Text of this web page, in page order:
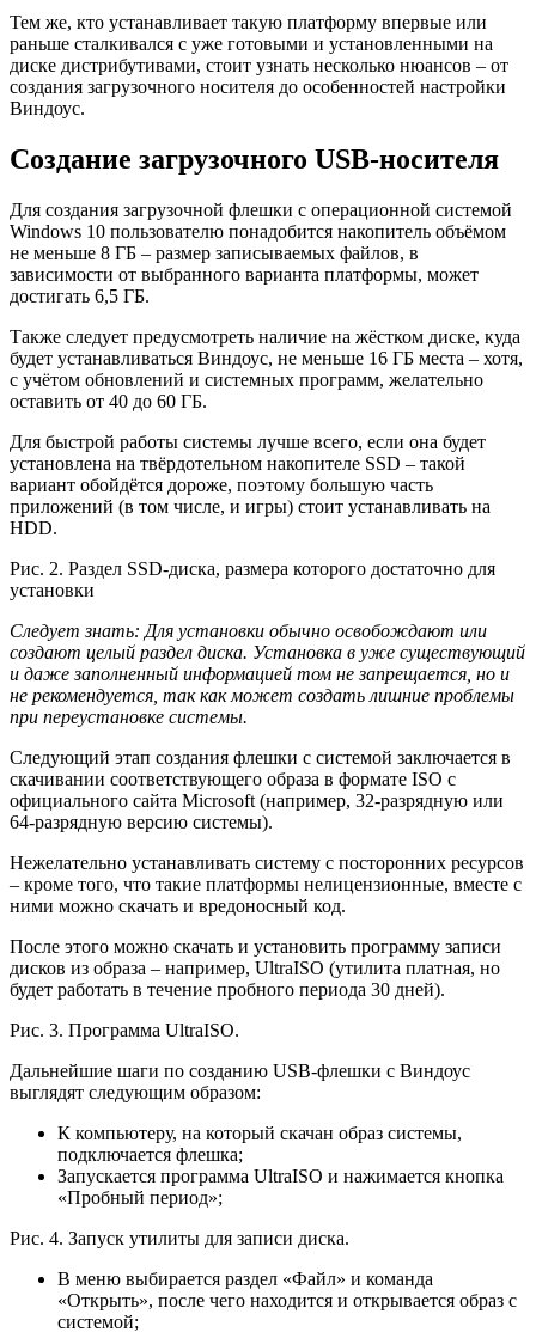
Тем же, кто устанавливает такую платформу впервые или
раньше сталкивался с уже готовыми и установленными на
диске дистрибутивами, стоит узнать несколько нюансов – от
создания загрузочного носителя до особенностей настройки
Виндоус.
Создание загрузочного USB-носителя
Для создания загрузочной флешки с операционной системой
Windows 10 пользователю понадобится накопитель объёмом
не меньше 8 ГБ – размер записываемых файлов, в
зависимости от выбранного варианта платформы, может
достигать 6,5 ГБ.
Также следует предусмотреть наличие на жёстком диске, куда
будет устанавливаться Виндоус, не меньше 16 ГБ места – хотя,
с учётом обновлений и системных программ, желательно
оставить от 40 до 60 ГБ.
Для быстрой работы системы лучше всего, если она будет
установлена на твёрдотельном накопителе SSD – такой
вариант обойдётся дороже, поэтому большую часть
приложений (в том числе, и игры) стоит устанавливать на
HDD.
Рис. 2. Раздел SSD-диска, размера которого достаточно для
установки
Следует знать: Для установки обычно освобождают или
создают целый раздел диска. Установка в уже существующий
и даже заполненный информацией том не запрещается, но и
не рекомендуется, так как может создать лишние проблемы
при переустановке системы.
Следующий этап создания флешки с системой заключается в
скачивании соответствующего образа в формате ISO с
официального сайта Microsoft (например, 32-разрядную или
64-разрядную версию системы).
Нежелательно устанавливать систему с посторонних ресурсов
– кроме того, что такие платформы нелицензионные, вместе с
ними можно скачать и вредоносный код.
После этого можно скачать и установить программу записи
дисков из образа – например, UltraISO (утилита платная, но
будет работать в течение пробного периода 30 дней).
Рис. 3. Программа UltraISO.
Дальнейшие шаги по созданию USB-флешки с Виндоус
выглядят следующим образом:
К компьютеру, на который скачан образ системы,
подключается флешка;
Запускается программа UltraISO и нажимается кнопка
«Пробный период»;
Рис. 4. Запуск утилиты для записи диска.
В меню выбирается раздел «Файл» и команда
«Открыть», после чего находится и открывается образ с
системой;